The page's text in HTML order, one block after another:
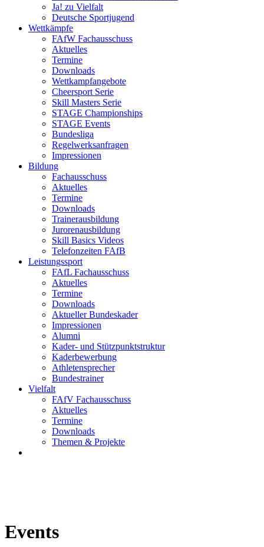
Ja! zu Vielfalt
Deutsche Sportjugend
Wettkämpfe
FAfW Fachausschuss
Aktuelles
Termine
Downloads
Wettkampfangebote
Cheersport Serie
Skill Masters Serie
STAGE Championships
STAGE Events
Bundesliga
Regelwerksanfragen
Impressionen
Bildung
Fachausschuss
Aktuelles
Termine
Downloads
Trainerausbildung
Jurorenausbildung
Skill Basics Videos
Telefonzeiten FAfB
Leistungssport
FAfL Fachausschuss
Aktuelles
Termine
Downloads
Aktueller Bundeskader
Impressionen
Alumni
Kader- und Stützpunktstruktur
Kaderbewerbung
Athletensprecher
Bundestrainer
Vielfalt
FAfV Fachausschuss
Aktuelles
Termine
Downloads
Themen & Projekte
Events